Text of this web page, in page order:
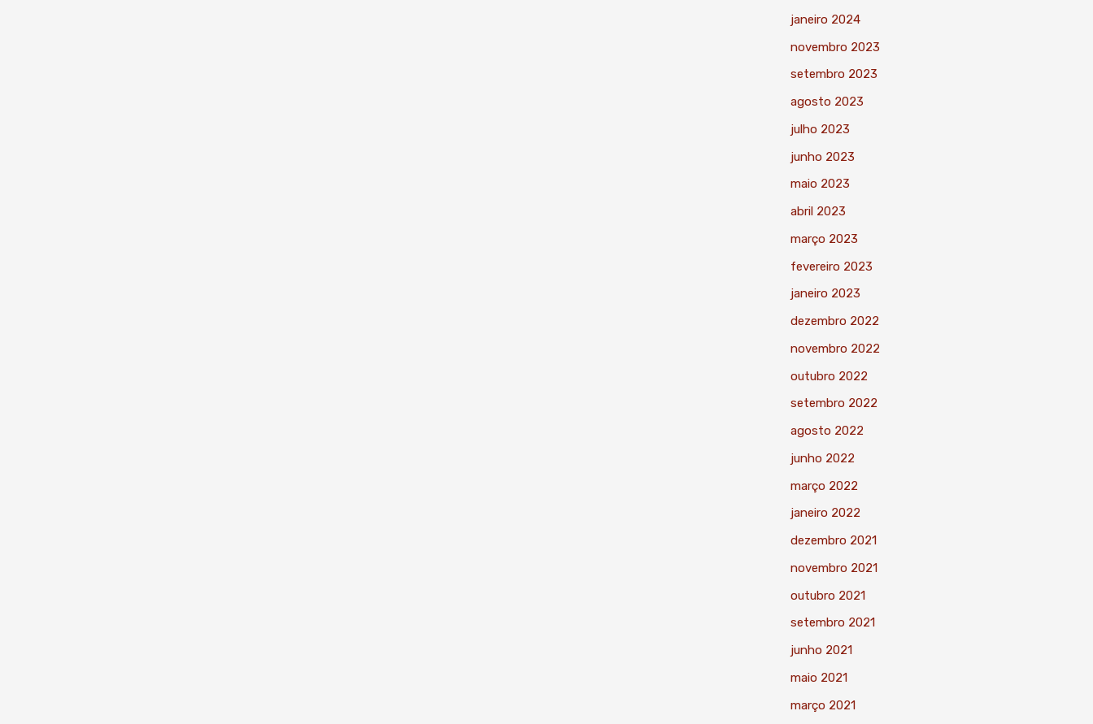
janeiro 2024
novembro 2023
setembro 2023
agosto 2023
julho 2023
junho 2023
maio 2023
abril 2023
março 2023
fevereiro 2023
janeiro 2023
dezembro 2022
novembro 2022
outubro 2022
setembro 2022
agosto 2022
junho 2022
março 2022
janeiro 2022
dezembro 2021
novembro 2021
outubro 2021
setembro 2021
junho 2021
maio 2021
março 2021